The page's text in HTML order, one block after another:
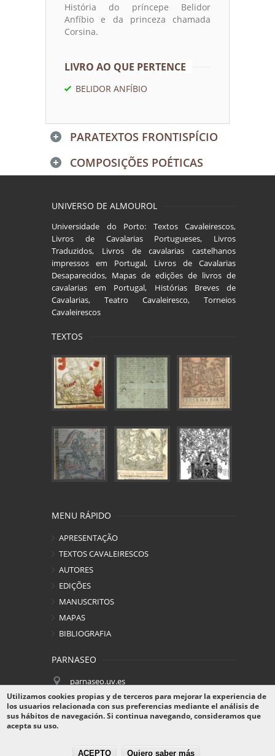
História do príncepe Belidor
Anfíbio e da princeza chamada
Corsina.
LIVRO AO QUE PERTENCE
BELIDOR ANFÍBIO
PARATEXTOS FRONTISPÍCIO
COMPOSIÇÕES POÉTICAS
UNIVERSO DE ALMOUROL
Universidade do Porto: Textos Cavaleirescos,
Livros de Cavalarias Portugueses, Livros
Traduzidos, Livros de cavalarias castelhanos
impressos em Portugal, Livros de Cavalarias
Desaparecidos, Mapas de edições de livros de
cavalarias em Portugal, Histórias Breves de
Cavalarias, Teatro Cavaleiresco, Torneios
Cavaleirescos
TEXTOS
MENU RÁPIDO
APRESENTAÇÃO
TEXTOS CAVALEIRESCOS
AUTORES
EDIÇÕES
MANUSCRITOS
MAPAS
BIBLIOGRAFIA
PARNASEO
parnaseo.uv.es
Todos os direitos reservados.
Utilizamos cookies propias y de terceros para mejorar la experiencia de
los usuarios relacionada con sus preferencias mediante el análisis de
sus hábitos de navegación. Si continua navegando, consideramos que
acepta su uso.
ACEPTO Quiero saber más